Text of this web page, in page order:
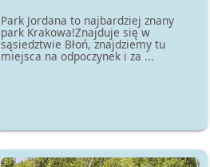
Park Jordana to najbardziej znany
park Krakowa!Znajduje się w
sąsiedztwie Błoń, znajdziemy tu
miejsca na odpoczynek i za ...